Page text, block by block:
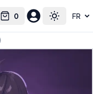
0
Cart Toggle
Select language